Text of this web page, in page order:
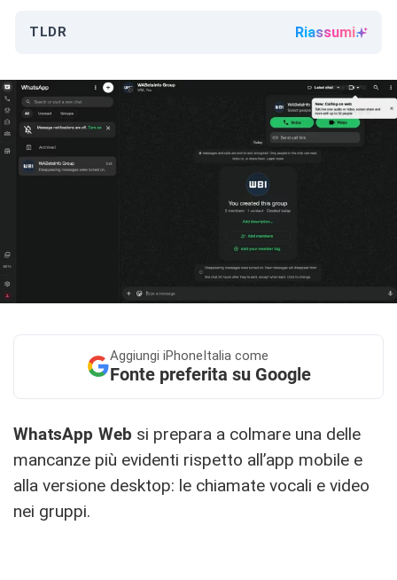
TLDR Riassumi
Aggiungi iPhoneItalia come
Fonte preferita su Google
WhatsApp Web si prepara a colmare una delle
mancanze più evidenti rispetto all’app mobile e
alla versione desktop: le chiamate vocali e video
nei gruppi.